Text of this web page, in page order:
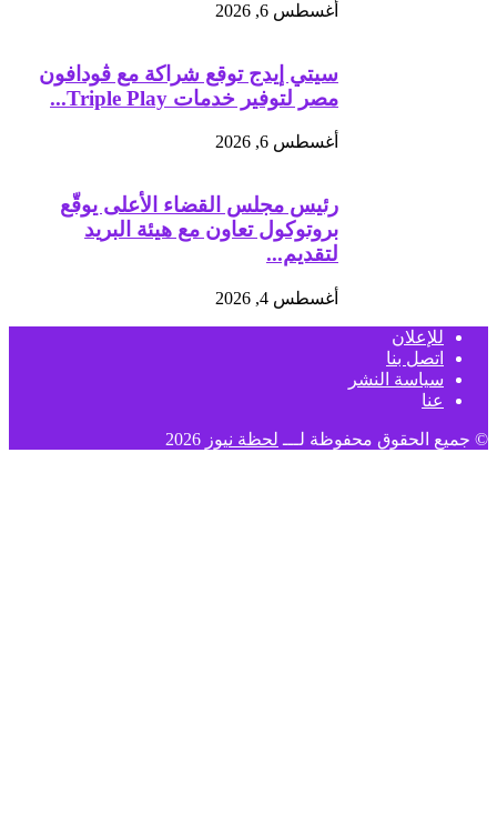
أغسطس 6, 2026
سيتي إيدج توقع شراكة مع ڤودافون
مصر لتوفير خدمات Triple Play...
أغسطس 6, 2026
رئيس مجلس القضاء الأعلى يوقّع
بروتوكول تعاون مع هيئة البريد
لتقديم...
أغسطس 4, 2026
للإعلان
اتصل بنا
سياسة النشر
عنا
© جميع الحقوق محفوظة لـــ لحظة نيوز